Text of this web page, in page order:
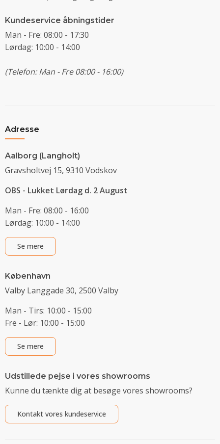
Kundeservice åbningstider
Man - Fre: 08:00 - 17:30
Lørdag: 10:00 - 14:00
(Telefon: Man - Fre 08:00 - 16:00)
Adresse
Aalborg (Langholt)
Gravsholtvej 15, 9310 Vodskov
OBS - Lukket Lørdag d. 2 August
Man - Fre: 08:00 - 16:00
Lørdag: 10:00 - 14:00
Se mere
København
Valby Langgade 30, 2500 Valby
Man - Tirs: 10:00 - 15:00
Fre - Lør: 10:00 - 15:00
Se mere
Udstillede pejse i vores showrooms
Kunne du tænkte dig at besøge vores showrooms?
Kontakt vores kundeservice